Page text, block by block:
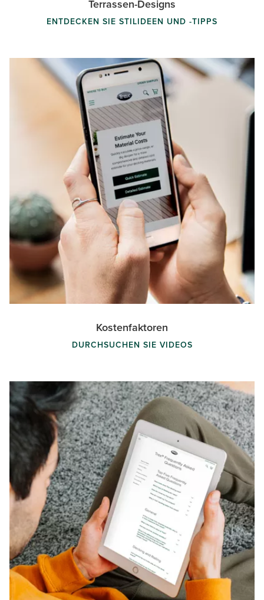
Terrassen-Designs
ENTDECKEN SIE STILIDEEN UND -TIPPS
Kostenfaktoren
DURCHSUCHEN SIE VIDEOS